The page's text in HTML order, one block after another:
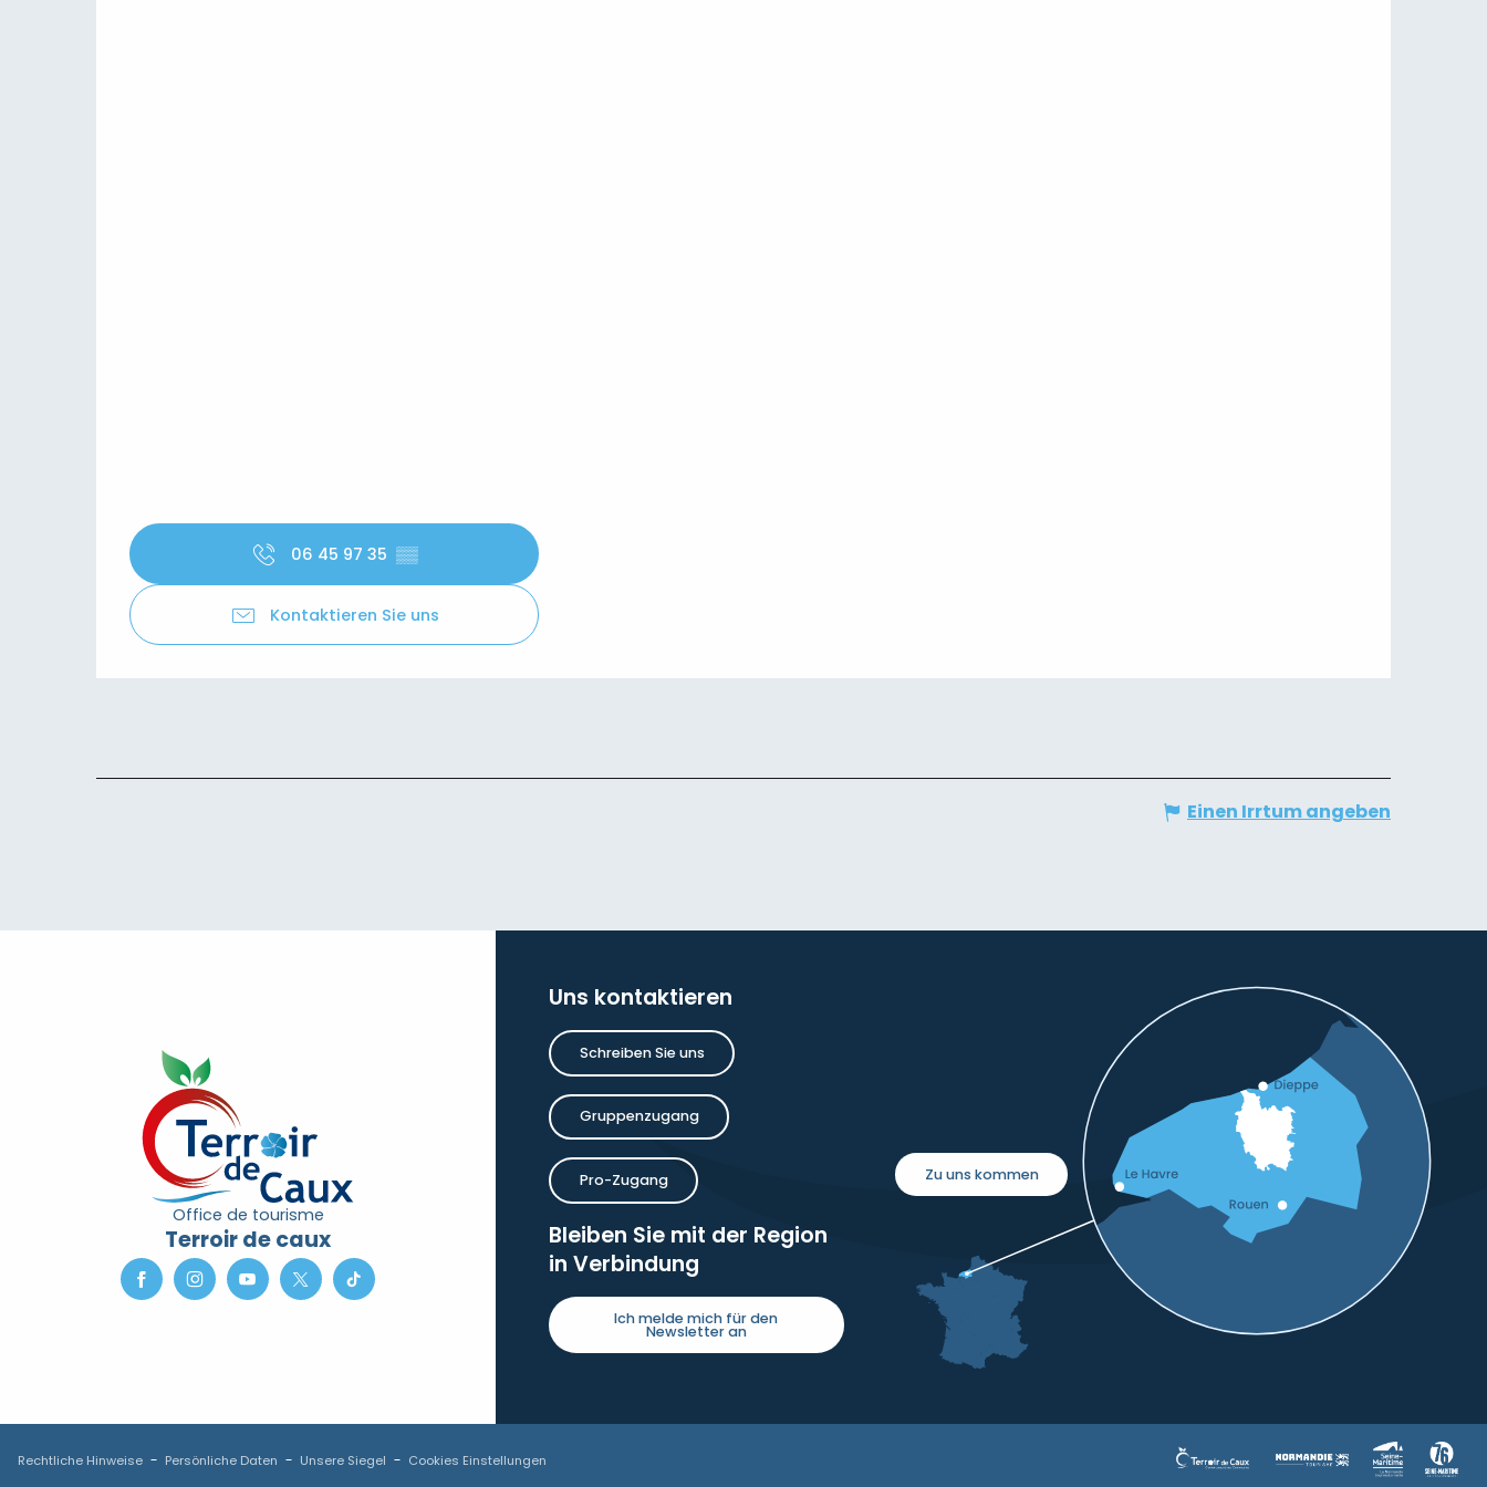
06 45 97 35 ▒▒
Kontaktieren Sie uns
Einen Irrtum angeben
Office de tourisme
Terroir de caux
Uns kontaktieren
Schreiben Sie uns
Gruppenzugang
Pro-Zugang
Bleiben Sie mit der Region
in Verbindung
Ich melde mich für den
Newsletter an
Zu uns kommen
Rechtliche Hinweise Persönliche Daten Unsere Siegel Cookies Einstellungen